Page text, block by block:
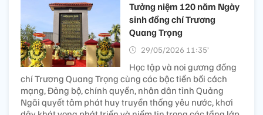
Tưởng niệm 120 năm Ngày
sinh đồng chí Trương
Quang Trọng
29/05/2026 11:35’
Học tập và noi gương đồng
chí Trương Quang Trọng cùng các bậc tiền bối cách
mạng, Đảng bộ, chính quyền, nhân dân tỉnh Quảng
Ngãi quyết tâm phát huy truyền thống yêu nước, khơi